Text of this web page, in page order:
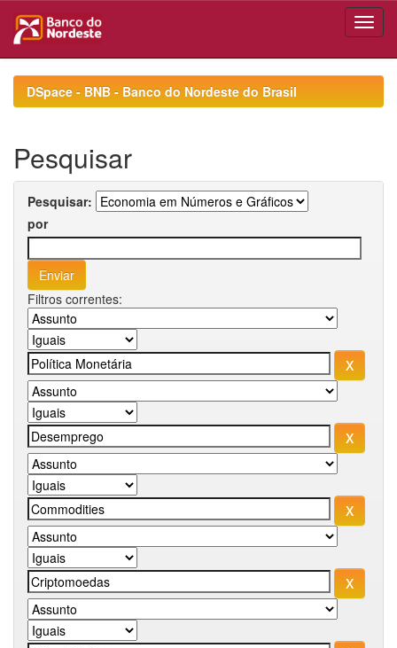
navigationDSpace - BNB - Banco do Nordeste do Brasil
Pesquisar
Pesquisar:
por
Filtros correntes: